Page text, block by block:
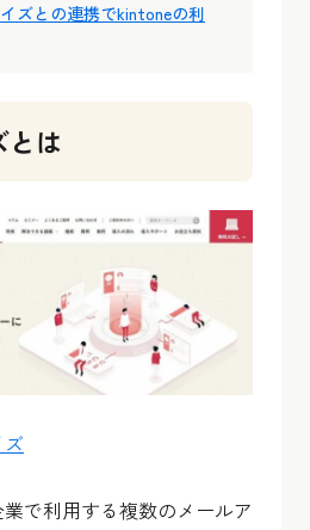
ズとの連携でkintoneの利
とは
ズ
で利用する複数のメールア